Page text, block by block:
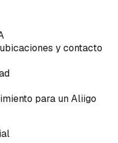
y contacto
para un Aliigo